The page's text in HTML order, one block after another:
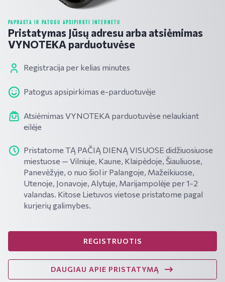
PAPRASTA IR PATOGU APSIPIRKTI INTERNETU
Pristatymas Jūsų adresu arba atsiėmimas
VYNOTEKA parduotuvėse
Registracija per kelias minutes
Patogus apsipirkimas e-parduotuvėje
Atsiėmimas VYNOTEKA parduotuvėse nelaukiant
eilėje
Pristatome TĄ PAČIĄ DIENĄ VISUOSE didžiuosiuose
miestuose — Vilniuje, Kaune, Klaipėdoje, Šiauliuose,
Panevėžyje, o nuo šiol ir Palangoje, Mažeikiuose,
Utenoje, Jonavoje, Alytuje, Marijampolėje per 1-2
valandas. Kitose Lietuvos vietose pristatome pagal
kurjerių galimybes.
REGISTRUOTIS
DAUGIAU APIE PRISTATYMĄ